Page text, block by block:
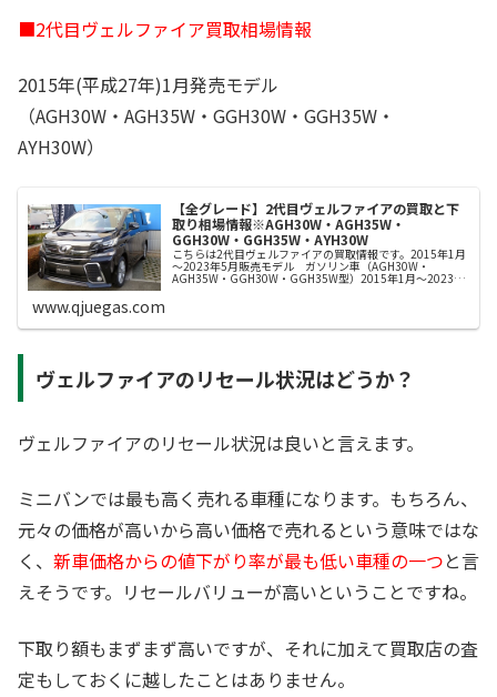
■2代目ヴェルファイア買取相場情報
2015年(平成27年)1月発売モデル
（AGH30W・AGH35W・GGH30W・GGH35W・
AYH30W）
【全グレード】2代目ヴェルファイアの買取と下
取り相場情報※AGH30W・AGH35W・
GGH30W・GGH35W・AYH30W
こちらは2代目ヴェルファイアの買取情報です。2015年1月
～2023年5月販売モデル ガソリン車（AGH30W・
AGH35W・GGH30W・GGH35W型）2015年1月～2023年
www.qjuegas.com
ヴェルファイアのリセール状況はどうか？
ヴェルファイアのリセール状況は良いと言えます。
ミニバンでは最も高く売れる車種になります。もちろん、
元々の価格が高いから高い価格で売れるという意味ではな
く、 新車価格からの値下がり率が最も低い車種の一つと言
えそうです。リセールバリューが高いということですね。
下取り額もまずまず高いですが、それに加えて買取店の査
定もしておくに越したことはありません。